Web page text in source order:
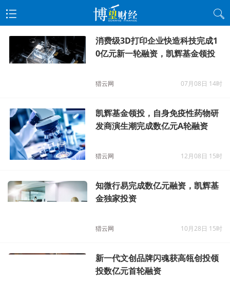
消费级3D打印企业快造科技完成1
0亿元新一轮融资，凯辉基金领投
猎云网 07月08日 14时
凯辉基金领投，自身免疫性药物研
发商演生潮完成数亿元A轮融资
猎云网 12月08日 15时
知微行易完成数亿元融资，凯辉基
金独家投资
猎云网 10月28日 15时
新一代文创品牌闪魂获高瓴创投领
投数亿元首轮融资